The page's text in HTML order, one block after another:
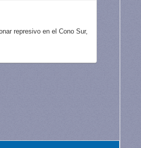
represivo en el Cono Sur,